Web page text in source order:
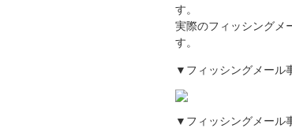
す。
実際のフィッシングメ
す。
▼フィッシングメール
▼フィッシングメール